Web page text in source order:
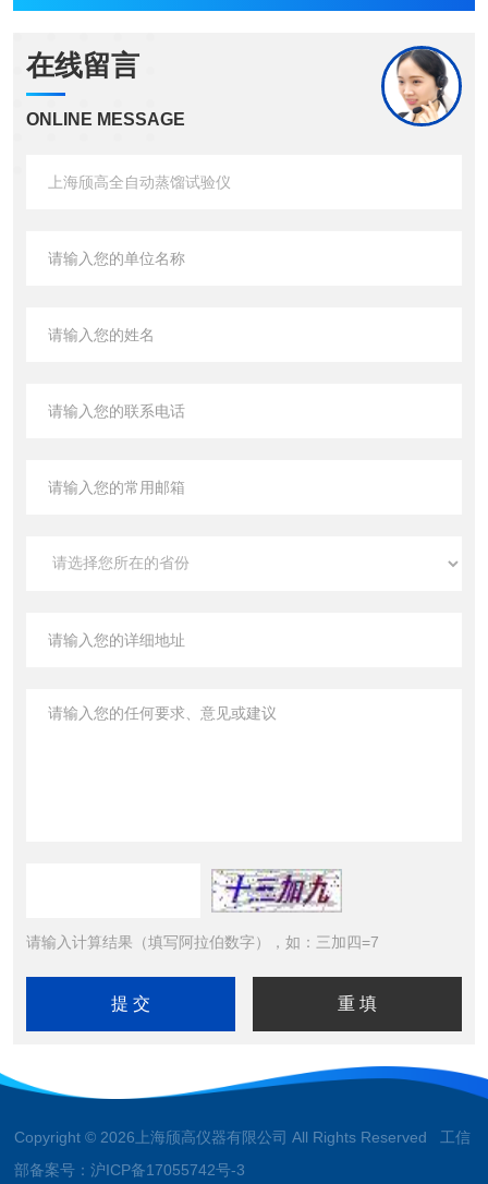
在线留言
ONLINE MESSAGE
请输入计算结果（填写阿拉伯数字），如：三加四=7
Copyright © 2026上海颀高仪器有限公司 All Rights Reserved 工信
部备案号：沪ICP备17055742号-3